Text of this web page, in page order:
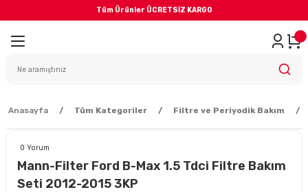
Tüm Ürünler ÜCRETSİZ KARGO
Geri Dön
Anasayfa Tüm Kategoriler Filtre ve Periyodik Bakım
0 Yorum
Mann-Filter Ford B-Max 1.5 Tdci Filtre Bakım
Seti 2012-2015 3KP